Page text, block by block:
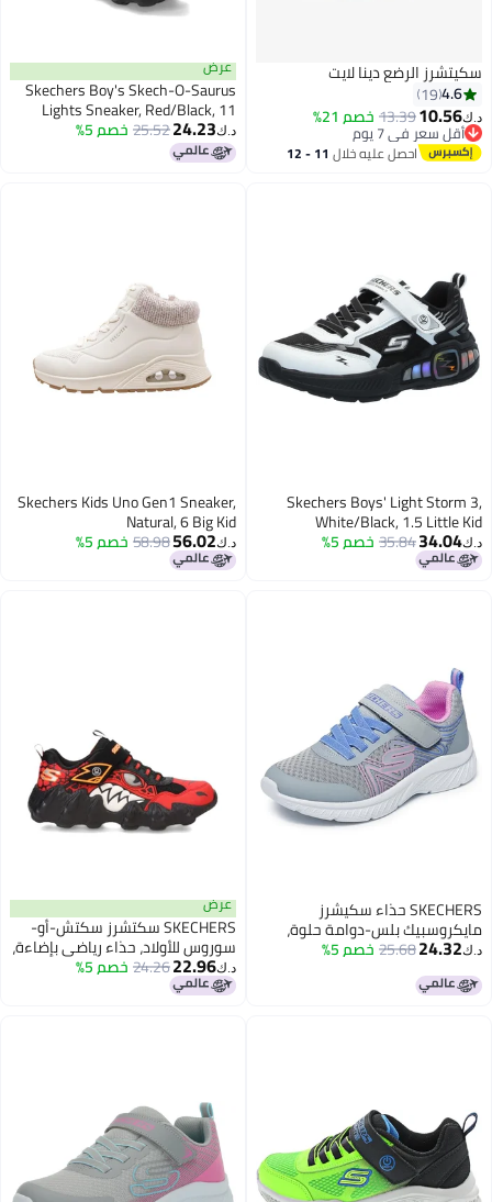
3
سكيتشرز الرضع دينا لايت
4.6
19
د.ك‏10.56
13.39خصم 21%
أقل سعر في 7 يوم
أقل سعر في 7 يوماحصل عليه خلال 11 - 12
عرض
Skechers Boy's Skech-O-Saurus
Lights Sneaker, Red/Black, 11
Little Kid
د.ك‏24.23
25.52خصم 5%
Skechers Boys' Light Storm 3,
White/Black, 1.5 Little Kid
د.ك‏34.04
35.84خصم 5%
Skechers Kids Uno Gen1 Sneaker,
Natural, 6 Big Kid
د.ك‏56.02
58.98خصم 5%
SKECHERS حذاء سكيشرز
مايكروسبيك بلس-دوامة حلوة،
رمادي/متعدد، 13 US للجنسين
للأطفال الصغار
د.ك‏24.32
25.68خصم 5%
عرض
SKECHERS سكتشرز سكتش-أو-
سوروس للأولاد، حذاء رياضي بإضاءة،
أحمر/أسود، مقاس 13 للأطفال
الصغار
د.ك‏22.96
24.26خصم 5%